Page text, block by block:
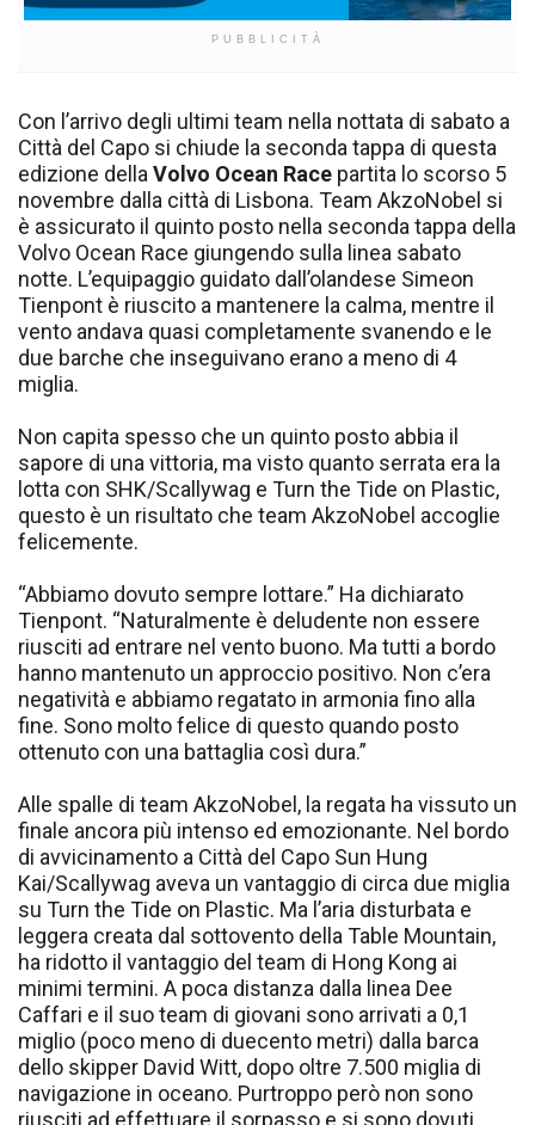
PUBBLICITÀ
Con l’arrivo degli ultimi team nella nottata di sabato a
Città del Capo si chiude la seconda tappa di questa
edizione della Volvo Ocean Race partita lo scorso 5
novembre dalla città di Lisbona. Team AkzoNobel si
è assicurato il quinto posto nella seconda tappa della
Volvo Ocean Race giungendo sulla linea sabato
notte. L’equipaggio guidato dall’olandese Simeon
Tienpont è riuscito a mantenere la calma, mentre il
vento andava quasi completamente svanendo e le
due barche che inseguivano erano a meno di 4
miglia.
Non capita spesso che un quinto posto abbia il
sapore di una vittoria, ma visto quanto serrata era la
lotta con SHK/Scallywag e Turn the Tide on Plastic,
questo è un risultato che team AkzoNobel accoglie
felicemente.
“Abbiamo dovuto sempre lottare.” Ha dichiarato
Tienpont. “Naturalmente è deludente non essere
riusciti ad entrare nel vento buono. Ma tutti a bordo
hanno mantenuto un approccio positivo. Non c’era
negatività e abbiamo regatato in armonia fino alla
fine. Sono molto felice di questo quando posto
ottenuto con una battaglia così dura.”
Alle spalle di team AkzoNobel, la regata ha vissuto un
finale ancora più intenso ed emozionante. Nel bordo
di avvicinamento a Città del Capo Sun Hung
Kai/Scallywag aveva un vantaggio di circa due miglia
su Turn the Tide on Plastic. Ma l’aria disturbata e
leggera creata dal sottovento della Table Mountain,
ha ridotto il vantaggio del team di Hong Kong ai
minimi termini. A poca distanza dalla linea Dee
Caffari e il suo team di giovani sono arrivati a 0,1
miglio (poco meno di duecento metri) dalla barca
dello skipper David Witt, dopo oltre 7.500 miglia di
navigazione in oceano. Purtroppo però non sono
riusciti ad effettuare il sorpasso e si sono dovuti